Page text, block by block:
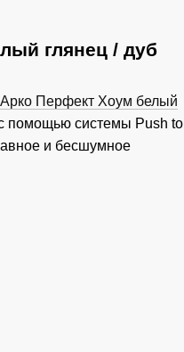
глянец / дуб
Арко Перфект Хоум белый
с помощью системы Push to
и бесшумное